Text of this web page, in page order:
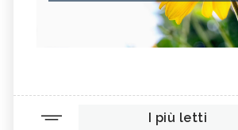
I più letti